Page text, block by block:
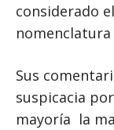
considerado
Sus
suspicacia
mayoría la